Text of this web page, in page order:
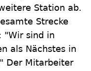
Station ab.
Strecke
"Wir sind in
als Nächstes in
Der Mitarbeiter